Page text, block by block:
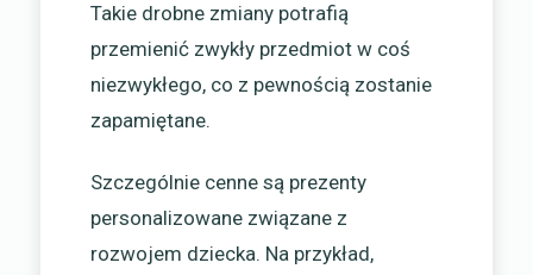
Takie drobne zmiany potrafią
przemienić zwykły przedmiot w coś
niezwykłego, co z pewnością zostanie
zapamiętane.
Szczególnie cenne są prezenty
personalizowane związane z
rozwojem dziecka. Na przykład,